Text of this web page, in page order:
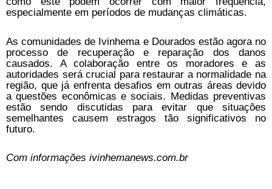
especialmente em períodos de mudanças climáticas.
As comunidades de Ivinhema e Dourados estão agora no
processo de recuperação e reparação dos danos
causados. A colaboração entre os moradores e as
autoridades será crucial para restaurar a normalidade na
região, que já enfrenta desafios em outras áreas devido
a questões econômicas e sociais. Medidas preventivas
estão sendo discutidas para evitar que situações
semelhantes causem estragos tão significativos no
futuro.
Com informações ivinhemanews.com.br